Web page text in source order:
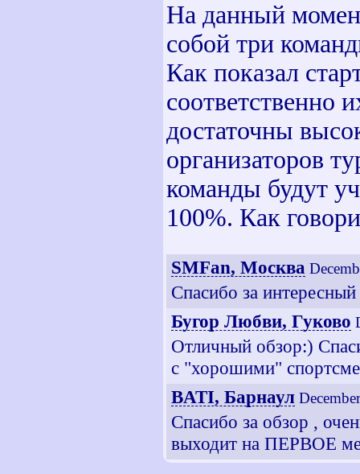
На данный
собой три
Как показал
соответственно
достаточны
организаторов
команды будут
100%. Как
SMFan, Москва
Спасибо за
Бугор Любви, Гуково
Отличный обзор:)
с "хорошими"
BATI, Барнаул
Спасибо за обзор ,
выходит на ПЕРВОЕ